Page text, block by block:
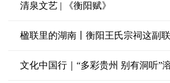
清泉文艺 | 《衡阳赋》
楹联里的湖南丨衡阳王氏宗祠这副
文化中国行｜“多彩贵州 别有洞听”